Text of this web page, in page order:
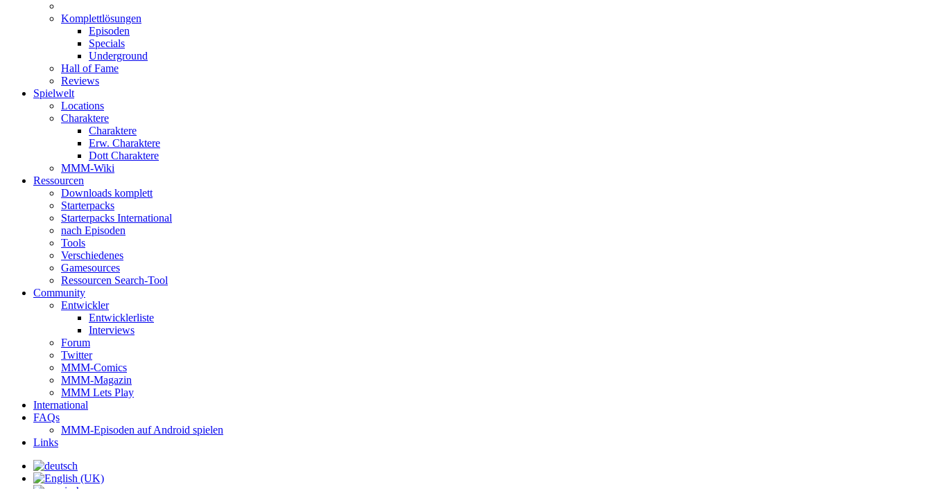
Komplettlösungen
Episoden
Specials
Underground
Hall of Fame
Reviews
Spielwelt
Locations
Charaktere
Charaktere
Erw. Charaktere
Dott Charaktere
MMM-Wiki
Ressourcen
Downloads komplett
Starterpacks
Starterpacks International
nach Episoden
Tools
Verschiedenes
Gamesources
Ressourcen Search-Tool
Community
Entwickler
Entwicklerliste
Interviews
Forum
Twitter
MMM-Comics
MMM-Magazin
MMM Lets Play
International
FAQs
MMM-Episoden auf Android spielen
Links